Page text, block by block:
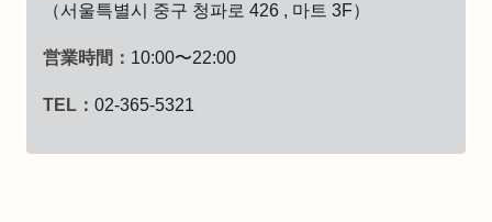
（서울특별시 중구 청파로 426 , 마트 3F）
営業時間： 10:00〜22:00
TEL： 02-365-5321